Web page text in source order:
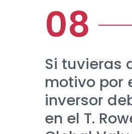
Si tuvieras
motivo por
inversor
en el T.